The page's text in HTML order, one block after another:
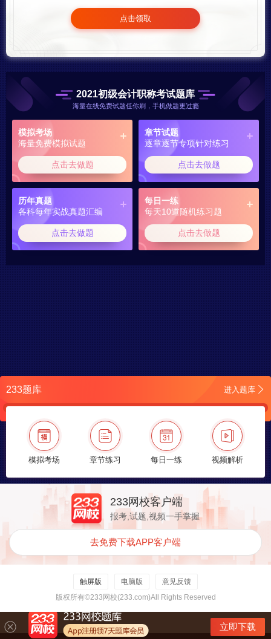
点击领取
2021初级会计职称考试题库
海量在线免费试题任你刷，手机做题更过瘾
模拟考场
海量免费模拟试题
点击去做题
章节试题
逐章逐节专项针对练习
点击去做题
历年真题
各科每年实战真题汇编
点击去做题
每日一练
每天10道随机练习题
点击去做题
233题库 进入题库
模拟考场 章节练习 每日一练 视频解析
233网校客户端
报考,试题,视频一手掌握
去免费下载APP客户端
触屏版 电脑版
意见反馈
版权所有©233网校(233.com)All Rights Reserved
立即下载